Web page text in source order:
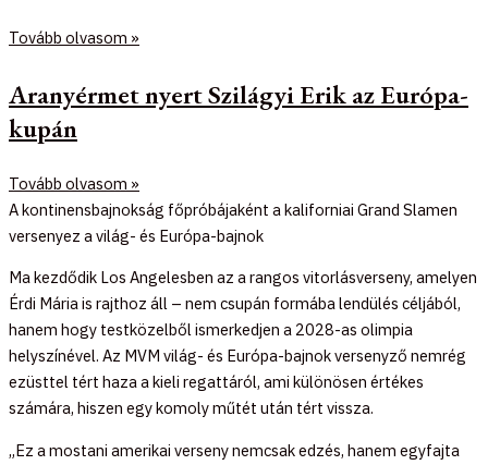
Tovább olvasom »
Aranyérmet nyert Szilágyi Erik az Európa-
kupán
Tovább olvasom »
A kontinensbajnokság főpróbájaként a kaliforniai Grand Slamen
versenyez a világ- és Európa-bajnok
Ma kezdődik Los Angelesben az a rangos vitorlásverseny, amelyen
Érdi Mária is rajthoz áll – nem csupán formába lendülés céljából,
hanem hogy testközelből ismerkedjen a 2028-as olimpia
helyszínével. Az MVM világ- és Európa-bajnok versenyző nemrég
ezüsttel tért haza a kieli regattáról, ami különösen értékes
számára, hiszen egy komoly műtét után tért vissza.
„Ez a mostani amerikai verseny nemcsak edzés, hanem egyfajta